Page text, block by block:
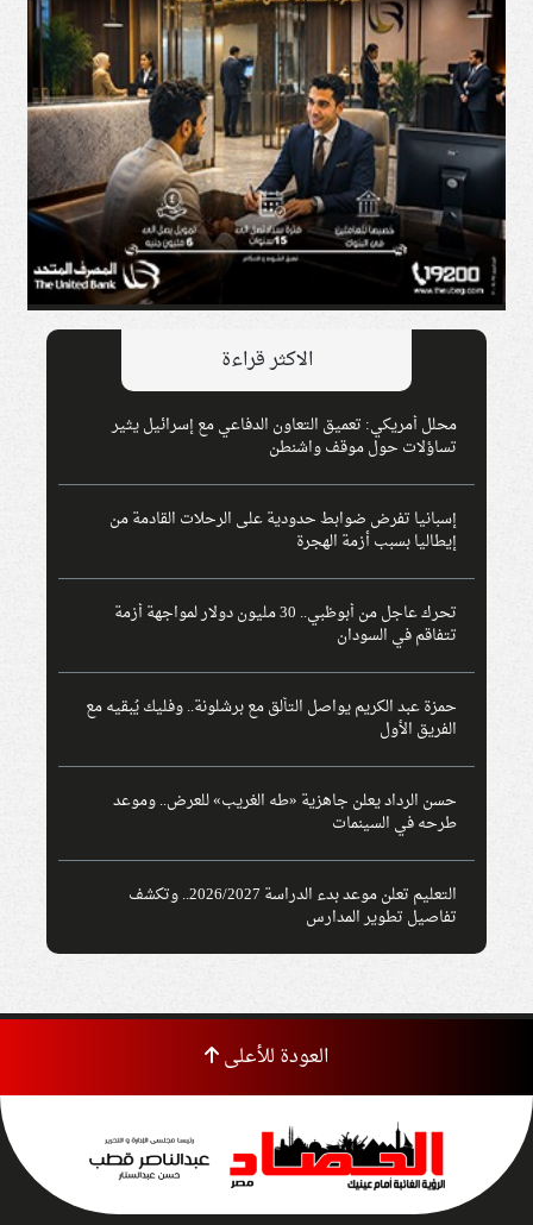
الاكثر قراءة
محلل أمريكي: تعميق التعاون الدفاعي مع إسرائيل يثير
تساؤلات حول موقف واشنطن
إسبانيا تفرض ضوابط حدودية على الرحلات القادمة من
إيطاليا بسبب أزمة الهجرة
تحرك عاجل من أبوظبي.. 30 مليون دولار لمواجهة أزمة
تتفاقم في السودان
حمزة عبد الكريم يواصل التألق مع برشلونة.. وفليك يُبقيه مع
الفريق الأول
حسن الرداد يعلن جاهزية «طه الغريب» للعرض.. وموعد
طرحه في السينمات
التعليم تعلن موعد بدء الدراسة 2026/2027.. وتكشف
تفاصيل تطوير المدارس
العودة للأعلى